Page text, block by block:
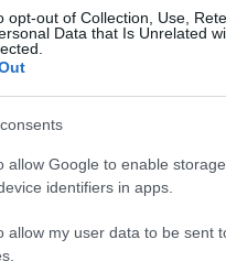
opt-out of Collection, Use,
Data that Is Unrelated
allow Google to enable
identifiers in apps.
allow my user data to be sent
l’ambiente. Con un
elaborare
omologhi più
limitate, come
piccoli è la loro